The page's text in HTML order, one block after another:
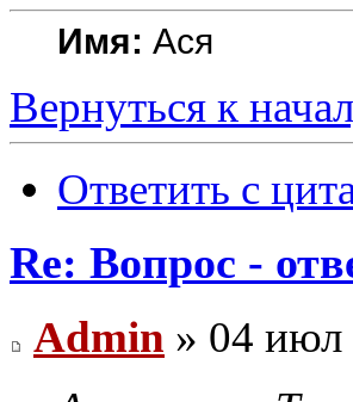
Имя: Ася
Вернуться к
Ответить с
Re: Вопрос -
Admin » 04 июл